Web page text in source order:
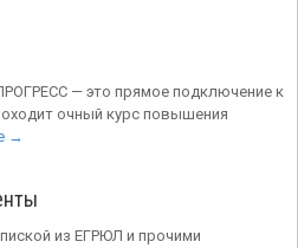
— это прямое подключение к
очный курс повышения
→
из ЕГРЮЛ и прочими